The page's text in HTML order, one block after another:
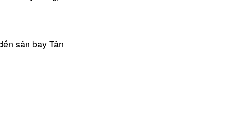
sân bay Tân